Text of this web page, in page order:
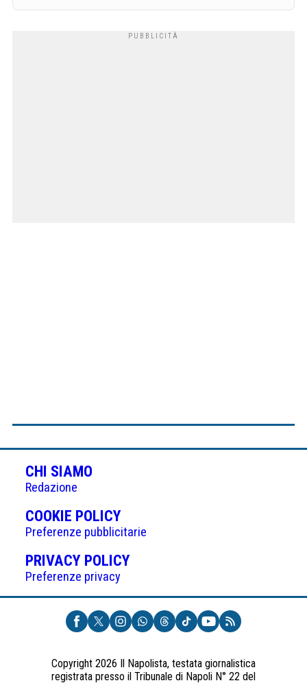
CHI SIAMO
Redazione
COOKIE POLICY(APRE
IN
UNA
NUOVA
Preferenze pubblicitarie
PRIVACY POLICY(APRE
UNA
NUOVA
SCHEDA)
Preferenze privacy
Copyright 2026 Il Napolista, testata giornalistica
registrata presso il Tribunale di Napoli N° 22 del